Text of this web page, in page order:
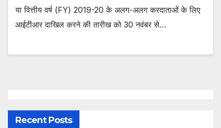
या वित्तीय वर्ष (FY) 2019-20 के अलग-अलग करदाताओं के लिए
आईटीआर दाखिल करने की तारीख को 30 नवंबर से…
Recent Posts